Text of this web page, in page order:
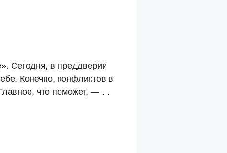
Сегодня, в преддверии
Конечно, конфликтов в
что поможет, — …